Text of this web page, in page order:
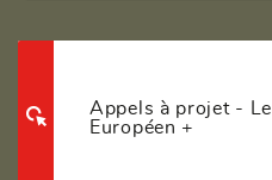
Appels à projet -
Européen +